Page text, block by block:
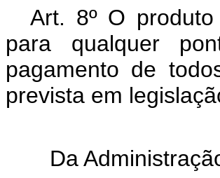
Art. 8º O
para qualquer
pagamento de
prevista em
Da